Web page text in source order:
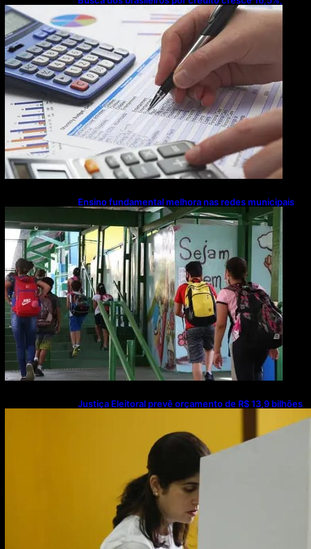
Mato Grosso lidera ranking entre estados
Ensino fundamental melhora nas redes municipais
Justiça Eleitoral prevê orçamento de R$ 13,9 bilhões